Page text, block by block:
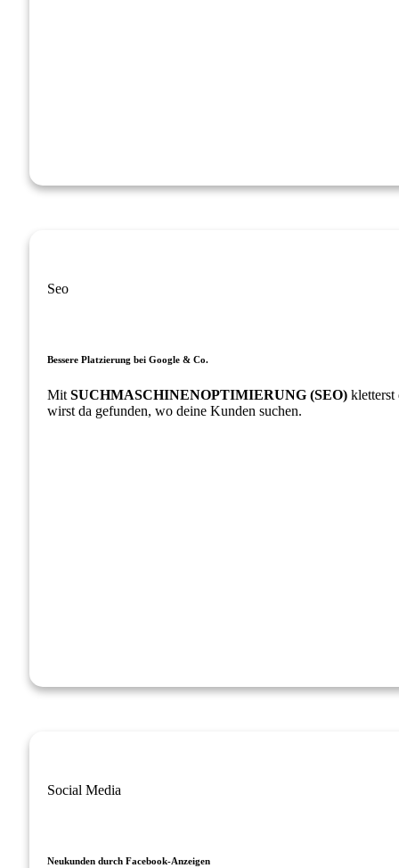
Seo
Bessere Platzierung bei Google & Co.
Mit SUCHMASCHINENOPTIMIERUNG (SEO) kletterst
wirst da gefunden, wo deine Kunden suchen.
Social Media
Neukunden durch Facebook-Anzeigen